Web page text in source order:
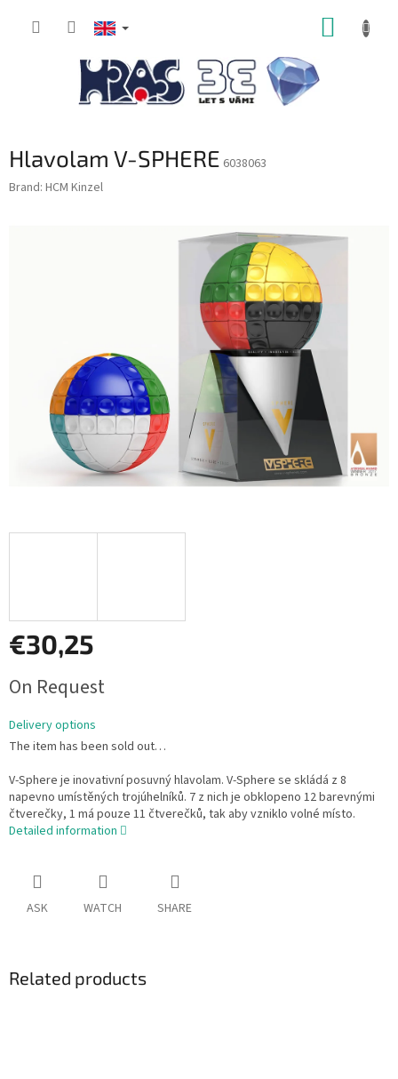
Hlavolam V-SPHERE 6038063
Brand: HCM Kinzel
€30,25
price:
On Request
Delivery options
The item has been sold out…
V-Sphere je inovativní posuvný hlavolam. V-Sphere se skládá z 8
napevno umístěných trojúhelníků. 7 z nich je obklopeno 12 barevnými
čtverečky, 1 má pouze 11 čtverečků, tak aby vzniklo volné místo.
Detailed information
ASK WATCH SHARE
Related products